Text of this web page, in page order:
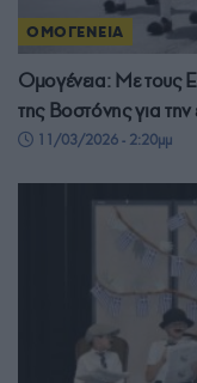
ΟΜΟΓΕΝΕΙΑ
Ομογένεια: Με τους
της Βοστόνης για την
11/03/2026 - 2:20μμ